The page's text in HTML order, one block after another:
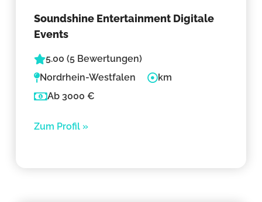
Soundshine Entertainment Digitale
Events
5.00 (5 Bewertungen)
Nordrhein-Westfalen
km
Ab 3000 €
Zum Profil »